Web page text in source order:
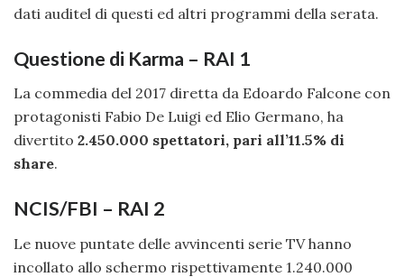
dati auditel di questi ed altri programmi della serata.
Questione di Karma – RAI 1
La commedia del 2017 diretta da Edoardo Falcone con
protagonisti Fabio De Luigi ed Elio Germano, ha
divertito 2.450.000 spettatori, pari all’11.5% di
share.
NCIS/FBI – RAI 2
Le nuove puntate delle avvincenti serie TV hanno
incollato allo schermo rispettivamente 1.240.000